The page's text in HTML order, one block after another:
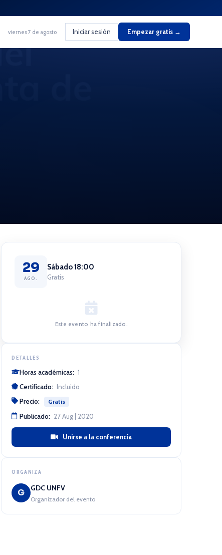
viernes 7 de agosto Iniciar sesión Empezar gratis →
29
AGO.
Sábado 18:00
Gratis
Este evento ha finalizado.
DETALLES
Horas académicas: 1
Certificado: Incluido
Precio:
Gratis
Publicado: 27 Aug | 2020
Unirse a la conferencia
ORGANIZA
G GDC UNFV
Organizador del evento